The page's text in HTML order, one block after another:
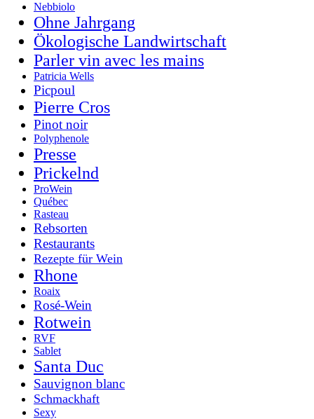
Nebbiolo
Ohne Jahrgang
Ökologische Landwirtschaft
Parler vin avec les mains
Patricia Wells
Picpoul
Pierre Cros
Pinot noir
Polyphenole
Presse
Prickelnd
ProWein
Québec
Rasteau
Rebsorten
Restaurants
Rezepte für Wein
Rhone
Roaix
Rosé-Wein
Rotwein
RVF
Sablet
Santa Duc
Sauvignon blanc
Schmackhaft
Sexy